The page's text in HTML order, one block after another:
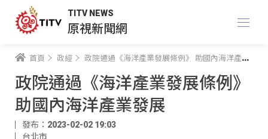
TITV NEWS
原視新聞網
首頁 政經 政院通過《海洋產業發展條例》 助國內海洋產業發展
政院通過《海洋產業發展條例》
助國內海洋產業發展
發布：2023-02-02 19:03
台北市